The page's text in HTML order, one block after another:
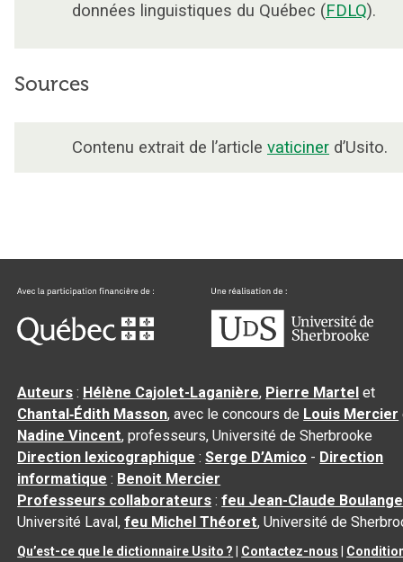
données linguistiques du Québec (FDLQ).
Sources
Contenu extrait de l’article vaticiner d’Usito.
Auteurs : Hélène Cajolet-Laganière, Pierre Martel et
Chantal‑Édith Masson, avec le concours de Louis Mercier
Nadine Vincent, professeurs, Université de Sherbrooke
Direction lexicographique :Serge D’Amico - Direction
informatique : Benoit Mercier
Professeurs collaborateurs :feu Jean-Claude
Université Laval,feu Michel Théoret, Université de
Qu’est-ce que le dictionnaire Usito ? Contactez-nous